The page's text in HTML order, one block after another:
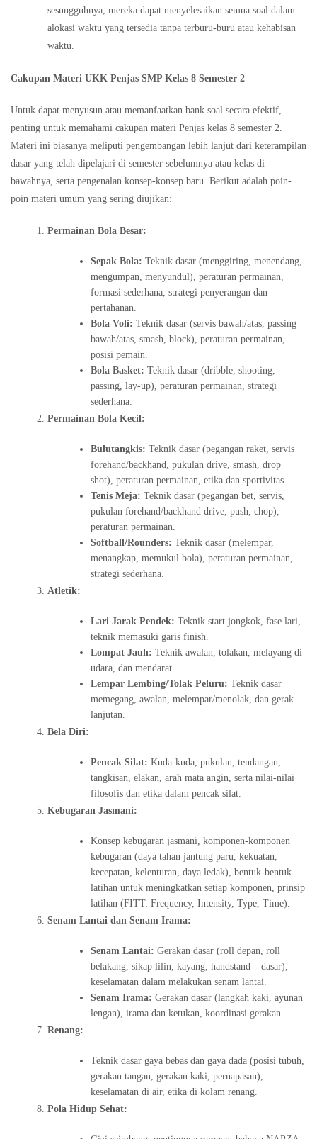
sesungguhnya, mereka dapat menyelesaikan semua soal dalam
alokasi waktu yang tersedia tanpa terburu-buru atau kehabisan
waktu.
Cakupan Materi UKK Penjas SMP Kelas 8 Semester 2
Untuk dapat menyusun atau memanfaatkan bank soal secara efektif,
penting untuk memahami cakupan materi Penjas kelas 8 semester 2.
Materi ini biasanya meliputi pengembangan lebih lanjut dari keterampilan
dasar yang telah dipelajari di semester sebelumnya atau kelas di
bawahnya, serta pengenalan konsep-konsep baru. Berikut adalah poin-
poin materi umum yang sering diujikan:
Permainan Bola Besar:
Sepak Bola: Teknik dasar (menggiring, menendang,
mengumpan, menyundul), peraturan permainan,
formasi sederhana, strategi penyerangan dan
pertahanan.
Bola Voli: Teknik dasar (servis bawah/atas, passing
bawah/atas, smash, block), peraturan permainan,
posisi pemain.
Bola Basket: Teknik dasar (dribble, shooting,
passing, lay-up), peraturan permainan, strategi
sederhana.
Permainan Bola Kecil:
Bulutangkis: Teknik dasar (pegangan raket, servis
forehand/backhand, pukulan drive, smash, drop
shot), peraturan permainan, etika dan sportivitas.
Tenis Meja: Teknik dasar (pegangan bet, servis,
pukulan forehand/backhand drive, push, chop),
peraturan permainan.
Softball/Rounders: Teknik dasar (melempar,
menangkap, memukul bola), peraturan permainan,
strategi sederhana.
Atletik:
Lari Jarak Pendek: Teknik start jongkok, fase lari,
teknik memasuki garis finish.
Lompat Jauh: Teknik awalan, tolakan, melayang di
udara, dan mendarat.
Lempar Lembing/Tolak Peluru: Teknik dasar
memegang, awalan, melempar/menolak, dan gerak
lanjutan.
Bela Diri:
Pencak Silat: Kuda-kuda, pukulan, tendangan,
tangkisan, elakan, arah mata angin, serta nilai-nilai
filosofis dan etika dalam pencak silat.
Kebugaran Jasmani:
Konsep kebugaran jasmani, komponen-komponen
kebugaran (daya tahan jantung paru, kekuatan,
kecepatan, kelenturan, daya ledak), bentuk-bentuk
latihan untuk meningkatkan setiap komponen, prinsip
latihan (FITT: Frequency, Intensity, Type, Time).
Senam Lantai dan Senam Irama:
Senam Lantai: Gerakan dasar (roll depan, roll
belakang, sikap lilin, kayang, handstand – dasar),
keselamatan dalam melakukan senam lantai.
Senam Irama: Gerakan dasar (langkah kaki, ayunan
lengan), irama dan ketukan, koordinasi gerakan.
Renang:
Teknik dasar gaya bebas dan gaya dada (posisi tubuh,
gerakan tangan, gerakan kaki, pernapasan),
keselamatan di air, etika di kolam renang.
Pola Hidup Sehat: